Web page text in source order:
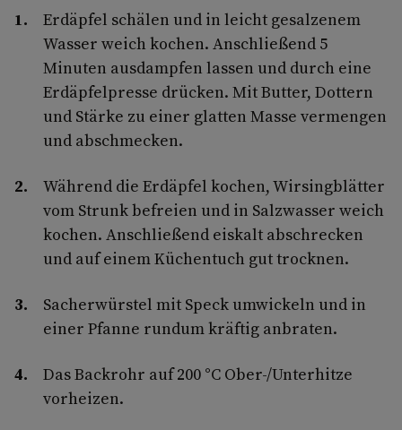
Erdäpfel schälen und in leicht gesalzenem
Wasser weich kochen. Anschließend 5
Minuten ausdampfen lassen und durch eine
Erdäpfelpresse drücken. Mit Butter, Dottern
und Stärke zu einer glatten Masse vermengen
und abschmecken.
Während die Erdäpfel kochen, Wirsingblätter
vom Strunk befreien und in Salzwasser weich
kochen. Anschließend eiskalt abschrecken
und auf einem Küchentuch gut trocknen.
Sacherwürstel mit Speck umwickeln und in
einer Pfanne rundum kräftig anbraten.
Das Backrohr auf 200 °C Ober-/Unterhitze
vorheizen.